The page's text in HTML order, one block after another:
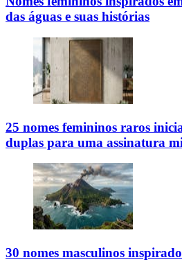
das águas e suas histórias
25 nomes femininos raros
duplas para uma assinatura
30 nomes masculinos